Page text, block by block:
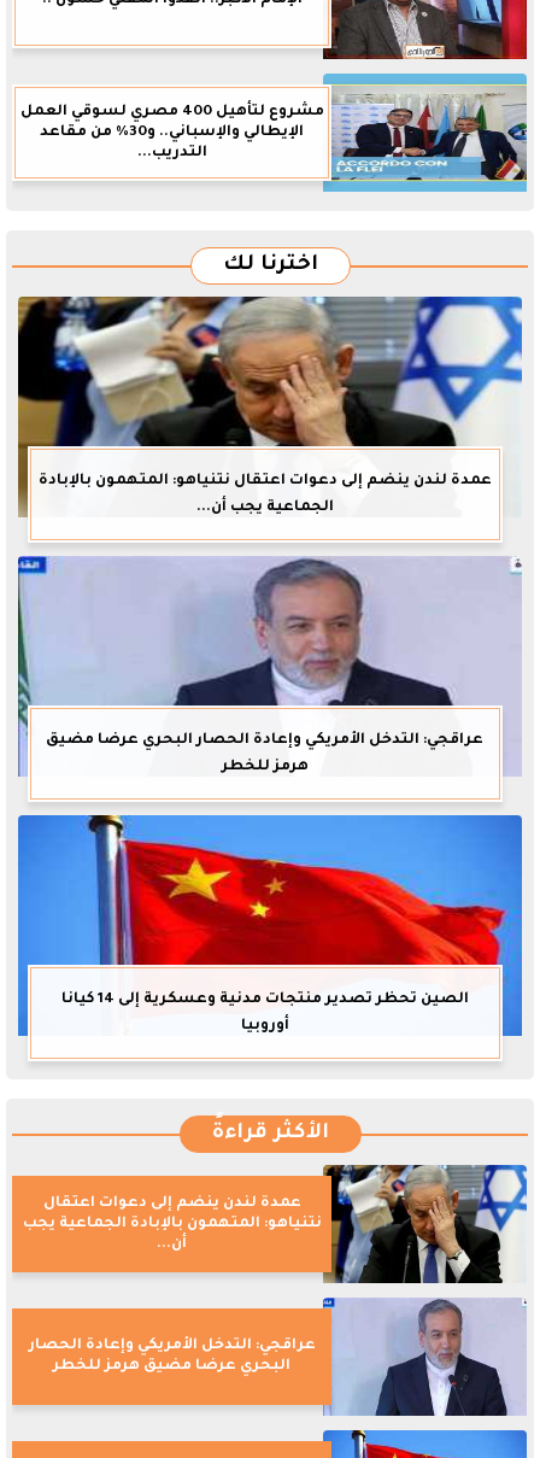
مشروع لتأهيل 400 مصري لسوقي العمل
الإيطالي والإسباني.. و30% من مقاعد
التدريب...
اخترنا لك
عمدة لندن ينضم إلى دعوات اعتقال نتنياهو: المتهمون بالإبادة
الجماعية يجب أن...
عراقجي: التدخل الأمريكي وإعادة الحصار البحري عرضا مضيق
هرمز للخطر
الصين تحظر تصدير منتجات مدنية وعسكرية إلى 14 كيانا
أوروبيا
الأكثر قراءةً
عمدة لندن ينضم إلى دعوات اعتقال
نتنياهو: المتهمون بالإبادة الجماعية يجب
أن...
عراقجي: التدخل الأمريكي وإعادة الحصار
البحري عرضا مضيق هرمز للخطر